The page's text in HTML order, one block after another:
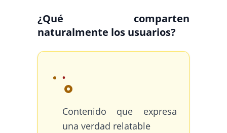
¿Qué comparten
naturalmente los usuarios?
Contenido que expresa
una verdad relatable